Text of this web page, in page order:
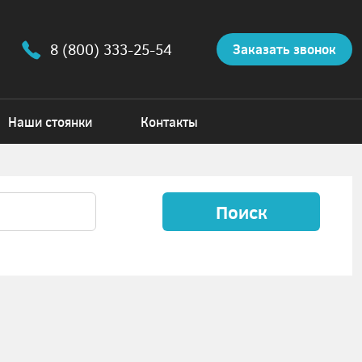
8 (800) 333-25-54 Заказать звонок
Наши стоянки Контакты
Поиск